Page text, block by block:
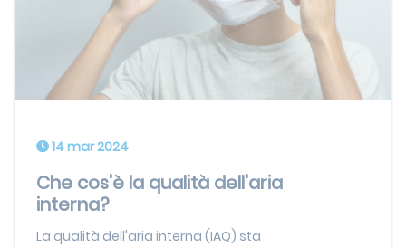
14 mar 2024
Che cos'è la qualità dell'aria
interna?
La qualità dell'aria interna (IAQ) sta